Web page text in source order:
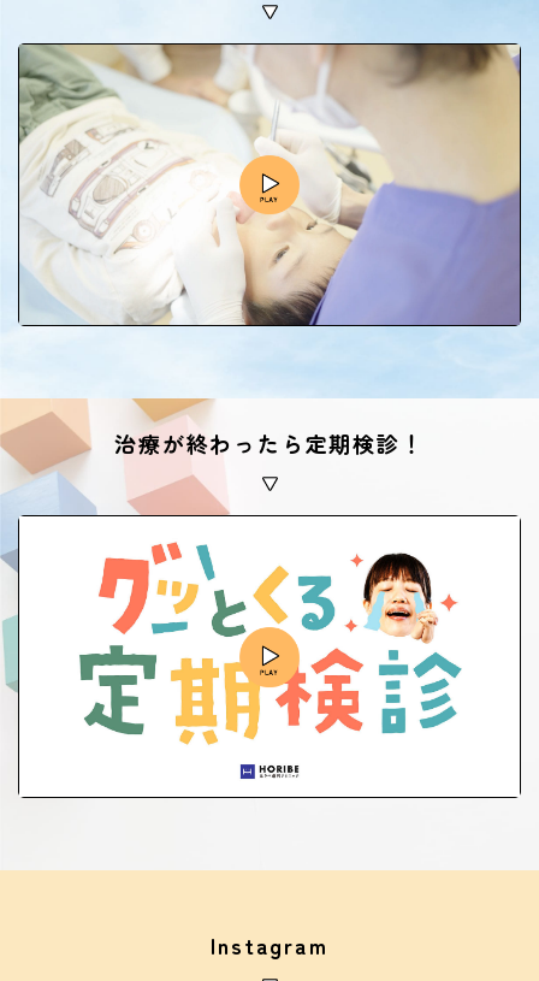
治療が終わったら定期検診！
Instagram